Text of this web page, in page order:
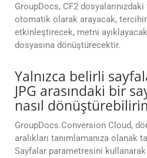
GroupDocs, CF2
otomatik olarak arayacak,
etkinleştirecek, metni
dosyasına dönüştürecektir.
Yalnızca belirli
JPG arasındaki bir
nasıl
GroupDocs.Conversion Cloud,
aralıkları tanımlamanıza olanak
Sayfalar parametresini